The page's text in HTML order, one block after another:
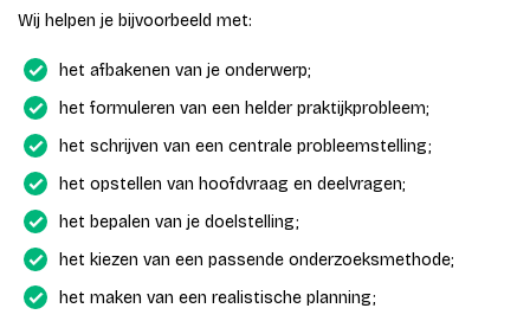
Wij helpen je bijvoorbeeld met:
het afbakenen van je onderwerp;
het formuleren van een helder praktijkprobleem;
het schrijven van een centrale probleemstelling;
het opstellen van hoofdvraag en deelvragen;
het bepalen van je doelstelling;
het kiezen van een passende onderzoeksmethode;
het maken van een realistische planning;